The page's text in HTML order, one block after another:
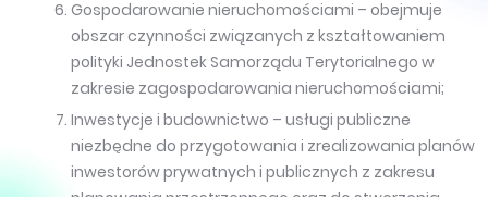
Gospodarowanie nieruchomościami – obejmuje
obszar czynności związanych z kształtowaniem
polityki Jednostek Samorządu Terytorialnego w
zakresie zagospodarowania nieruchomościami;
Inwestycje i budownictwo – usługi publiczne
niezbędne do przygotowania i zrealizowania planów
inwestorów prywatnych i publicznych z zakresu